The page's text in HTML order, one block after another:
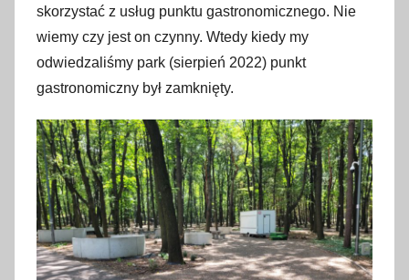
skorzystać z usług punktu gastronomicznego. Nie
wiemy czy jest on czynny. Wtedy kiedy my
odwiedzaliśmy park (sierpień 2022) punkt
gastronomiczny był zamknięty.